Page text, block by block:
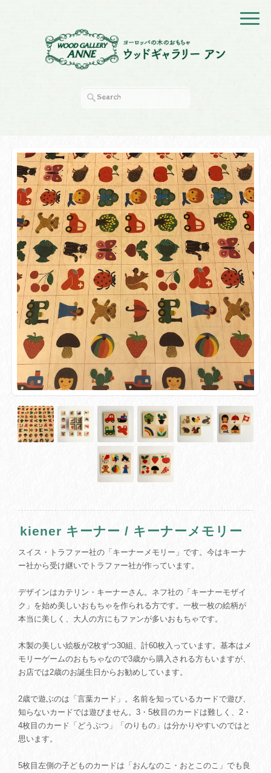
kiener キーナー / キーナーメモリー
スイス・トラファー社の「キーナーメモリー」です。今はキーナ
ー社から受け継いでトラファー社が作っています。
デザインはカテリン・キーナーさん。ネフ社の「キーナーモザイ
ク」を始め美しいおもちゃを作られる方です。一枚一枚の絵柄が
本当に美しく、大人の方にもファンが多いおもちゃです。
木製の美しい絵板が2枚ずつ30組、計60枚入っています。基本はメ
モリーゲームのおもちゃなので3歳から購入される方もいますが、
お店では2歳のお誕生日からお勧めしています。
2歳で遊ぶのは「言葉カード」。名前を知っているカードで遊び、
知らないカードでは遊びません。3・5枚目のカードは難しく、2・
4枚目のカード「どうぶつ」「のりもの」は分かりやすいのではと
思います。
5枚目左側の子どものカードは「おんなのこ・おとこのこ」でも良